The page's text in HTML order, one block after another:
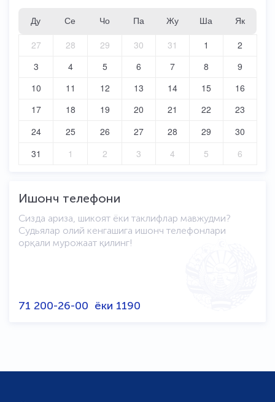
Ду Се Чо Па Жу Ша
Як
27
28 29 30 31 1
2
3
4 5 6 7 8
9
10
11 12 13 14 15
16
17
18 19 20 21 22
23
24
25 26 27 28 29
30
31
1 2 3 4 5 6
Ишонч телефони
Сизда ариза, шикоят ёки таклифлар мавжудми?
Судьялар олий кенгашига ишонч телефонлари
орқали мурожаат қилинг!
71 200-26-00 ёки 1190